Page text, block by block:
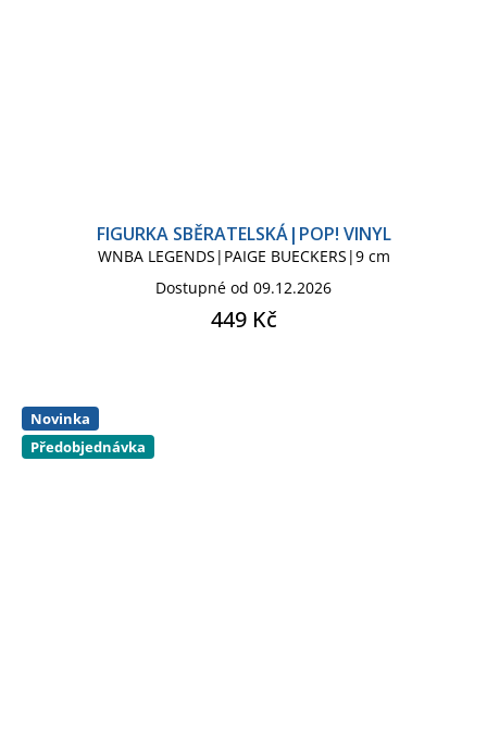
FIGURKA SBĚRATELSKÁ|POP! VINYL
WNBA LEGENDS|PAIGE BUECKERS|9 cm
Dostupné od 09.12.2026
449 Kč
Novinka
Předobjednávka